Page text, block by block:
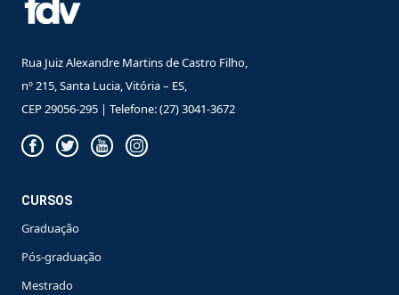
Rua Juiz Alexandre Martins de Castro Filho,
nº 215, Santa Lucia, Vitória – ES,
CEP 29056-295 | Telefone: (27) 3041-3672
CURSOS
Graduação
Pós-graduação
Mestrado